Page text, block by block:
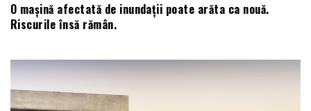
O mașină afectată de inundații poate arăta ca nouă.
Riscurile însă rămân.